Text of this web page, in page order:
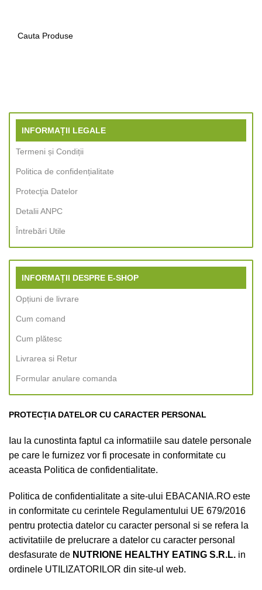
INFORMAȚII LEGALE
Termeni și Condiții
Politica de confidențialitate
Protecţia Datelor
Detalii ANPC
Întrebări Utile
INFORMAȚII DESPRE E-SHOP
Opțiuni de livrare
Cum comand
Cum plătesc
Livrarea si Retur
Formular anulare comanda
PROTECȚIA DATELOR CU CARACTER PERSONAL
Iau la cunostinta faptul ca informatiile sau datele personale
pe care le furnizez vor fi procesate in conformitate cu
aceasta Politica de confidentialitate.
Politica de confidentialitate a site-ului EBACANIA.RO este
in conformitate cu cerintele Regulamentului UE 679/2016
pentru protectia datelor cu caracter personal si se refera la
activitatiile de prelucrare a datelor cu caracter personal
desfasurate de NUTRIONE HEALTHY EATING S.R.L. in
ordinele UTILIZATORILOR din site-ul web.